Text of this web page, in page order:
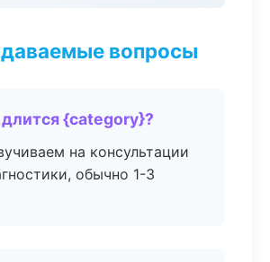
вопросы
{category}?
на консультации
обычно 1-3